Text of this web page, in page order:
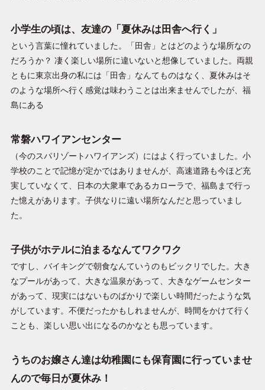
小学生の頃は、友達の「夏休みは田舎へ行く」
という言葉に憧れていました。「田舎」とはどのような場所なの
だろうか？ 凄く楽しい場所に違いないと想像していました。両親
ともに東京出身の私には「田舎」なんてものはなく、夏休みはそ
のような場所へ行く感覚は味わうことは出来ませんでしたが、福
島にある
常磐ハワイアンセンター
（今のスパリゾートハワイアンズ）にはよく行っていました。小
学校のことで記憶が定かではありませんが、高速道路も今ほど充
実していなくて、日本の大衆車であるカローラで、福島まで行っ
た憶えがあります。子供なりに遠い場所なんだと思っていまし
た。
子供がホテルに泊まるなんてワクワク
ですし、バイキングで朝食なんていうのもビックリでした。大き
なプールがあって、大きな温泉があって、大きなゲームセンター
があって、現実にはないものばかりで楽しい時間だったような気
がしています。不便だったかもしれませんが、時間をかけて行く
ことも、楽しい思い出になるのかなとも思っています。
うちのお嬢さん達は幼稚園にも保育園に行っていませ
んので毎日が夏休み！